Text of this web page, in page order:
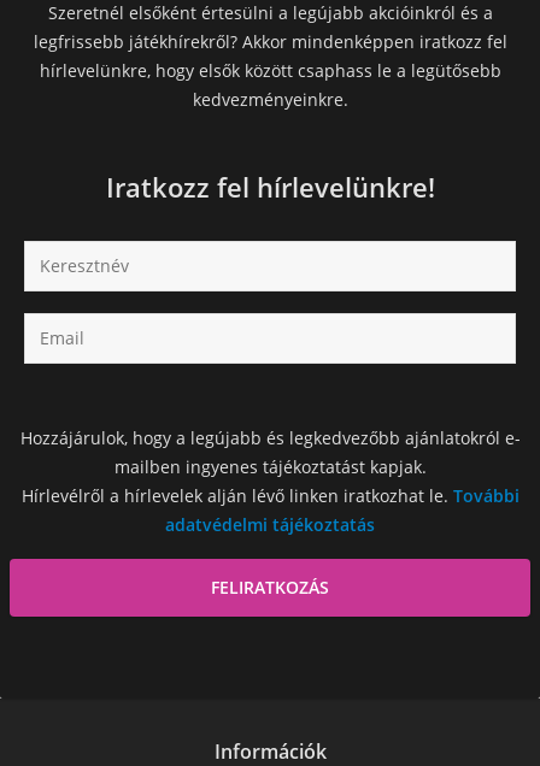
Szeretnél elsőként értesülni a legújabb akcióinkról és a
legfrissebb játékhírekről? Akkor mindenképpen iratkozz fel
hírlevelünkre, hogy elsők között csaphass le a legütősebb
kedvezményeinkre.
Iratkozz fel hírlevelünkre!
Hozzájárulok, hogy a legújabb és legkedvezőbb ajánlatokról e-
mailben ingyenes tájékoztatást kapjak.
Hírlevélről a hírlevelek alján lévő linken iratkozhat le. További
adatvédelmi tájékoztatás
Információk